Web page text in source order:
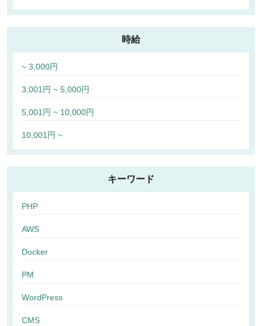
時給
~ 3,000円
3,001円 ~ 5,000円
5,001円 ~ 10,000円
10,001円 ~
キーワード
PHP
AWS
Docker
PM
WordPress
CMS